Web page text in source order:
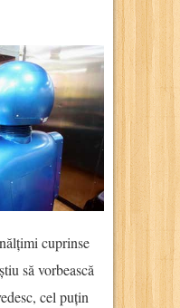
cuprinse
să vorbească
cel puțin